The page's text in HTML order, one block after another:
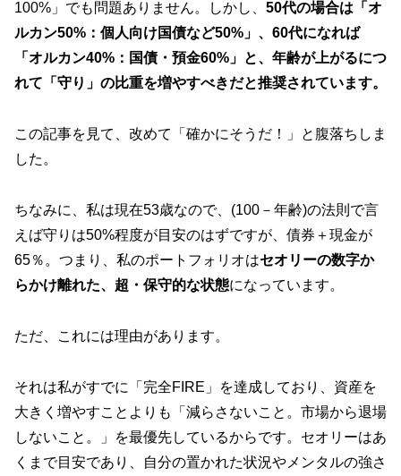
100%」でも問題ありません。しかし、 50代の場合は「オ
ルカン50%：個人向け国債など50%」、60代になれば
「オルカン40%：国債・預金60%」と、年齢が上がるにつ
れて「守り」の比重を増やすべきだと推奨されています。
この記事を見て、改めて「確かにそうだ！」と腹落ちしま
した。
ちなみに、私は現在53歳なので、(100－年齢)の法則で言
えば守りは50%程度が目安のはずですが、債券＋現金が
65％。つまり、私のポートフォリオはセオリーの数字か
らかけ離れた、超・保守的な状態になっています。
ただ、これには理由があります。
それは私がすでに「完全FIRE」を達成しており、資産を
大きく増やすことよりも「減らさないこと。市場から退場
しないこと。」を最優先しているからです。セオリーはあ
くまで目安であり、自分の置かれた状況やメンタルの強さ